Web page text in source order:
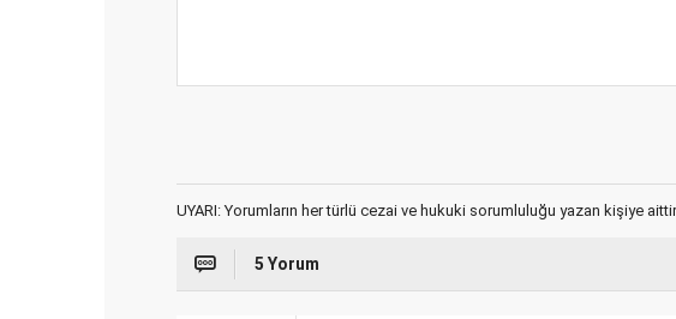
UYARI: Yorumların her türlü cezai ve hukuki sorumluluğu yazan kişiye
5 Yorum